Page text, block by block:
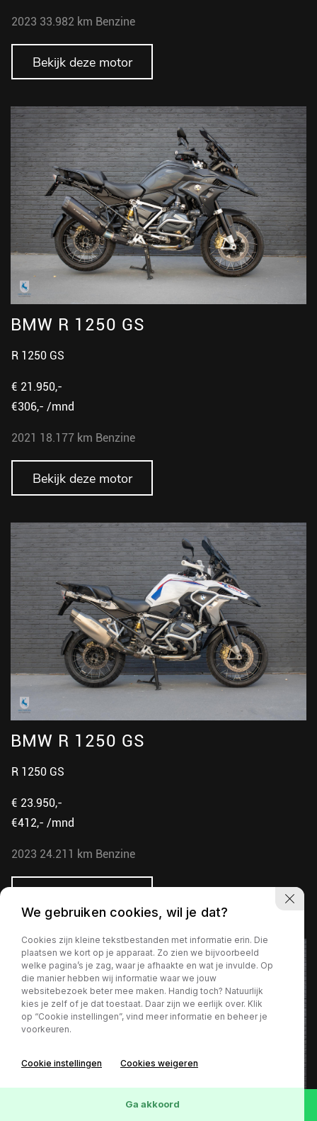
2023 33.982 km Benzine
Bekijk deze motor
BMW R 1250 GS
R 1250 GS
€ 21.950,-
€306,- /mnd
2021 18.177 km Benzine
Bekijk deze motor
BMW R 1250 GS
R 1250 GS
€ 23.950,-
€412,- /mnd
2023 24.211 km Benzine
We gebruiken cookies, wil je dat?
Cookies zijn kleine tekstbestanden met informatie erin. Die
plaatsen we kort op je apparaat. Zo zien we bijvoorbeeld
welke pagina’s je zag, waar je afhaakte en wat je invulde. Op
die manier hebben wij informatie waar we jouw
websitebezoek beter mee maken. Handig toch? Natuurlijk
kies je zelf of je dat toestaat. Daar zijn we eerlijk over. Klik
op “Cookie instellingen”, vind meer informatie en beheer je
voorkeuren.
Cookie instellingen Cookies weigeren
Ga akkoord